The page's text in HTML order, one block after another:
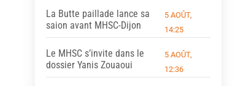
La Butte paillade lance sa
saion avant MHSC-Dijon
5 AOÛT,
14:25
Le MHSC s’invite dans le
dossier Yanis Zouaoui
5 AOÛT,
12:36